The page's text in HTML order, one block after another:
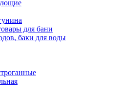
для бани
баки для воды